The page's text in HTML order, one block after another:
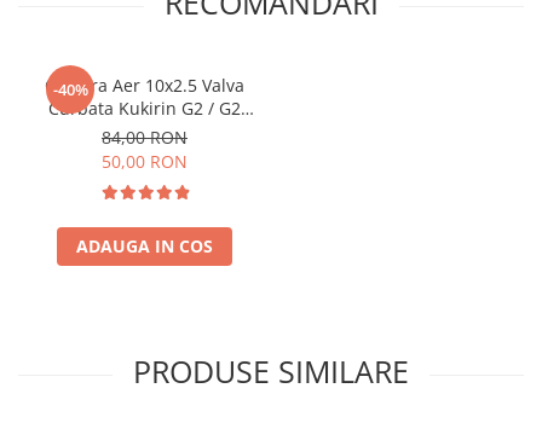
-40%
Camera Aer 10x2.5 Valva
Curbata Kukirin G2 / G2
Max / G2 Master
84,00 RON
50,00 RON
ADAUGA IN COS
PRODUSE SIMILARE